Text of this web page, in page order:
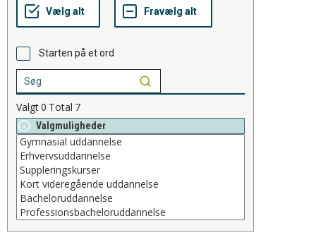
Starten på et ord
Valgt0 Total 7
Valgmuligheder